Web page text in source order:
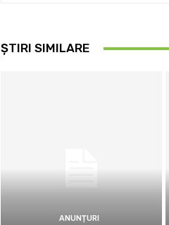
ȘTIRI SIMILARE
ANUNȚURI